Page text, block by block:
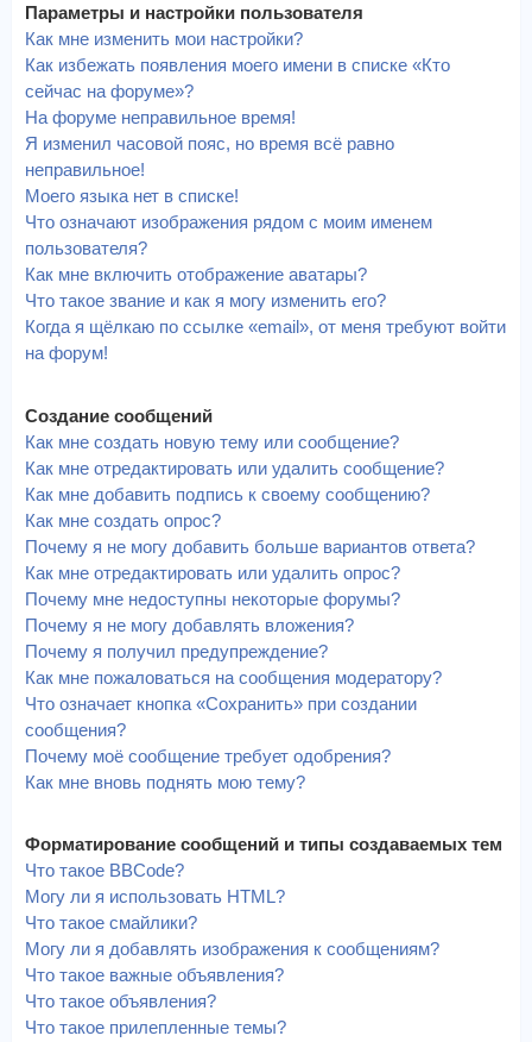
Параметры и настройки пользователя
Как мне изменить мои настройки?
Как избежать появления моего имени в списке «Кто
сейчас на форуме»?
На форуме неправильное время!
Я изменил часовой пояс, но время всё равно
неправильное!
Моего языка нет в списке!
Что означают изображения рядом с моим именем
пользователя?
Как мне включить отображение аватары?
Что такое звание и как я могу изменить его?
Когда я щёлкаю по ссылке «email», от меня требуют войти
на форум!
Создание сообщений
Как мне создать новую тему или сообщение?
Как мне отредактировать или удалить сообщение?
Как мне добавить подпись к своему сообщению?
Как мне создать опрос?
Почему я не могу добавить больше вариантов ответа?
Как мне отредактировать или удалить опрос?
Почему мне недоступны некоторые форумы?
Почему я не могу добавлять вложения?
Почему я получил предупреждение?
Как мне пожаловаться на сообщения модератору?
Что означает кнопка «Сохранить» при создании
сообщения?
Почему моё сообщение требует одобрения?
Как мне вновь поднять мою тему?
Форматирование сообщений и типы создаваемых тем
Что такое BBCode?
Могу ли я использовать HTML?
Что такое смайлики?
Могу ли я добавлять изображения к сообщениям?
Что такое важные объявления?
Что такое объявления?
Что такое прилепленные темы?